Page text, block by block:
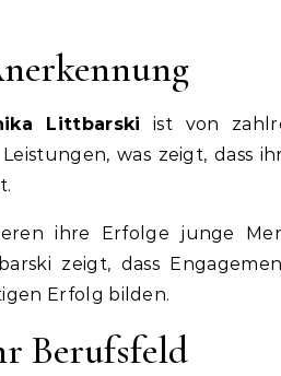
Littbarski ist von
was zeigt, dass
ihre Erfolge junge
zeigt, dass
Erfolg bilden.
Berufsfeld